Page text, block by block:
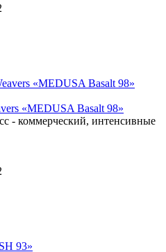
«MEDUSA Basalt 98»
- коммерческий, интенсивные